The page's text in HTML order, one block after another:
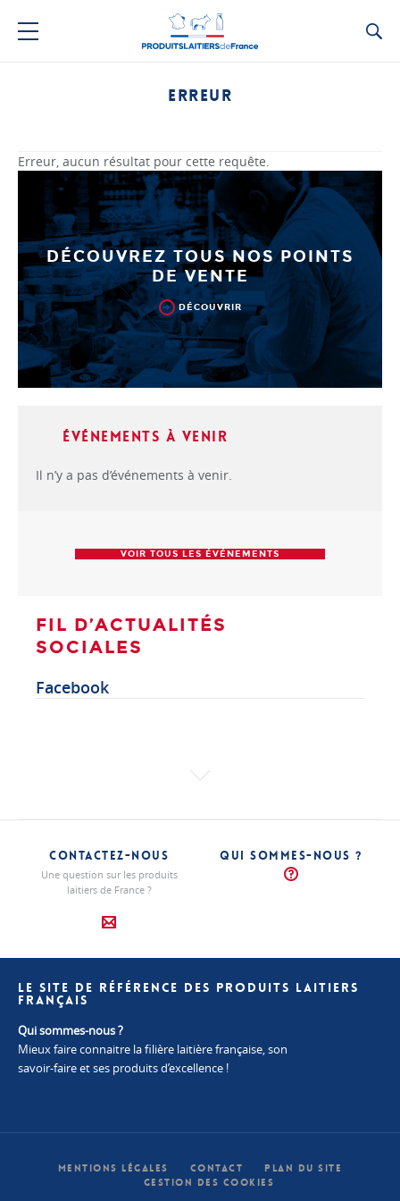
ERREUR
Erreur, aucun résultat pour cette requête.
DÉCOUVREZ TOUS NOS POINTS
DE VENTE
DÉCOUVRIR
Événements à venir
Il n’y a pas d’événements à venir.
VOIR TOUS LES ÉVÉNEMENTS
FIL D’ACTUALITÉS
SOCIALES
Facebook
CONTACTEZ-NOUS
Une question sur les produits
laitiers de France ?
QUI SOMMES-NOUS ?
LE SITE DE RÉFÉRENCE DES PRODUITS LAITIERS
FRANÇAIS
Qui sommes-nous ?
Mieux faire connaitre la filière laitière française, son
savoir-faire et ses produits d’excellence !
MENTIONS LÉGALES CONTACT
PLAN DU SITE
GESTION DES COOKIES